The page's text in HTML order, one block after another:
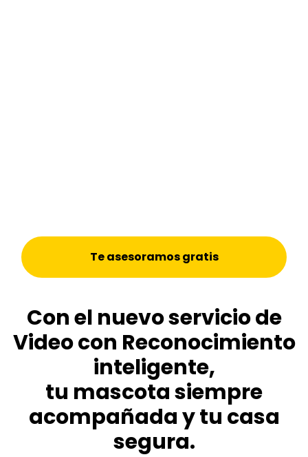
Te asesoramos gratis
Con el nuevo servicio de
Video con Reconocimiento
inteligente,
tu mascota siempre
acompañada y tu casa
segura.